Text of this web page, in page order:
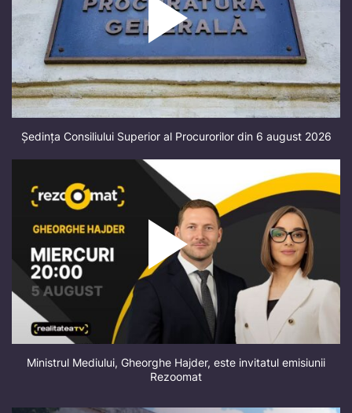
Ședința Consiliului Superior al Procurorilor din 6 august 2026
Ministrul Mediului, Gheorghe Hajder, este invitatul emisiunii
Rezoomat